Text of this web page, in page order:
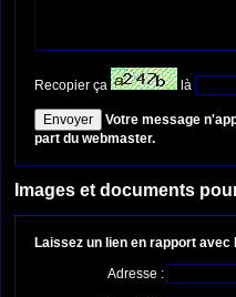
Recopier ça là
Votre message
part du webmaster.
Images et documents
Laissez un lien en rapport avec
Adresse :